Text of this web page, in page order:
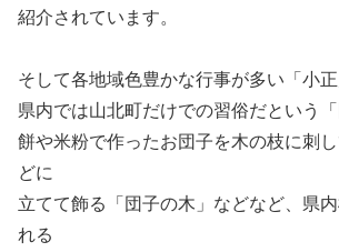
紹介されています。
そして各地域色豊かな行事が多い「小正
県内では山北町だけでの習俗だという「
餅や米粉で作ったお団子を木の枝に刺
どに
立てて飾る「団子の木」などなど、県
れる